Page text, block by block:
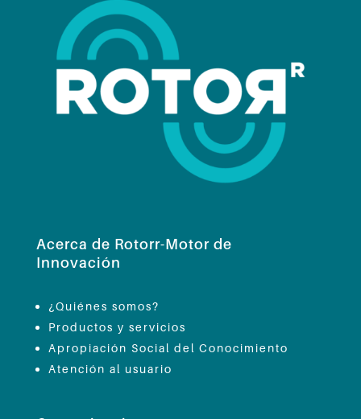
Acerca de Rotorr-Motor de
Innovación
¿Quiénes somos?
Productos y servicios
Apropiación Social del Conocimiento
Atención al usuario